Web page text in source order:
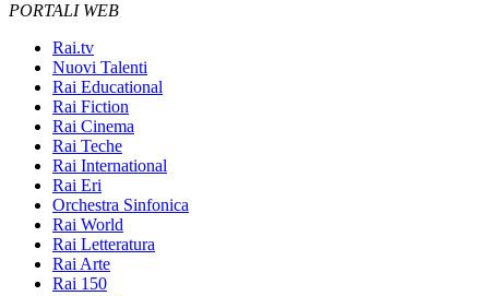
PORTALI WEB
Rai.tv
Nuovi Talenti
Rai Educational
Rai Fiction
Rai Cinema
Rai Teche
Rai International
Rai Eri
Orchestra Sinfonica
Rai World
Rai Letteratura
Rai Arte
Rai 150